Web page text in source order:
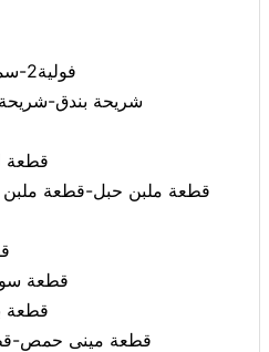
فولية2-سمسمية2-حمصية2
شريحة بندق-
قطعة
قطعة ملبن حبل-قطعة
قطعة
قطعة
قطعة مينى حمص-